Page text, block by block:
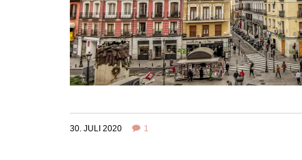
30. JULI 2020 1